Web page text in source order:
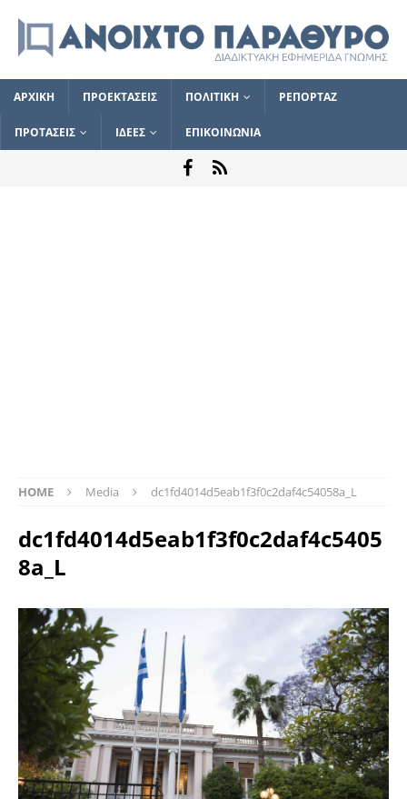
ΑΡΧΙΚΗ ΠΡΟΕΚΤΑΣΕΙΣ ΠΟΛΙΤΙΚΗ ΡΕΠΟΡΤΑΖ
ΠΡΟΤΑΣΕΙΣ ΙΔΕΕΣ ΕΠΙΚΟΙΝΩΝΙΑ
HOME Media dc1fd4014d5eab1f3f0c2daf4c54058a_L
dc1fd4014d5eab1f3f0c2daf4c5405
8a_L